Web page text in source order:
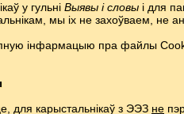
у гульні Выявы і словыі для
мы іх не захоўваем, не
інфармацыю пра файлы
для карыстальнікаў з ЭЭЗ не
/ Выявы і словы/ Македонская мова